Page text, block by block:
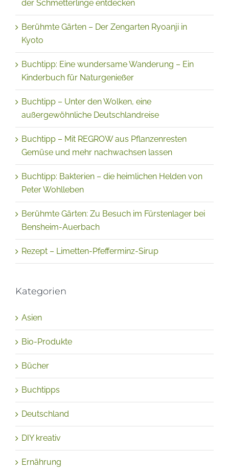
Berühmte Gärten – Der Zengarten Ryoanji in
Kyoto
Buchtipp: Eine wundersame Wanderung – Ein
Kinderbuch für Naturgenießer
Buchtipp – Unter den Wolken, eine
außergewöhnliche Deutschlandreise
Buchtipp – Mit REGROW aus Pflanzenresten
Gemüse und mehr nachwachsen lassen
Buchtipp: Bakterien – die heimlichen Helden von
Peter Wohlleben
Berühmte Gärten: Zu Besuch im Fürstenlager bei
Bensheim-Auerbach
Rezept – Limetten-Pfefferminz-Sirup
Kategorien
Asien
Bio-Produkte
Bücher
Buchtipps
Deutschland
DIY kreativ
Ernährung